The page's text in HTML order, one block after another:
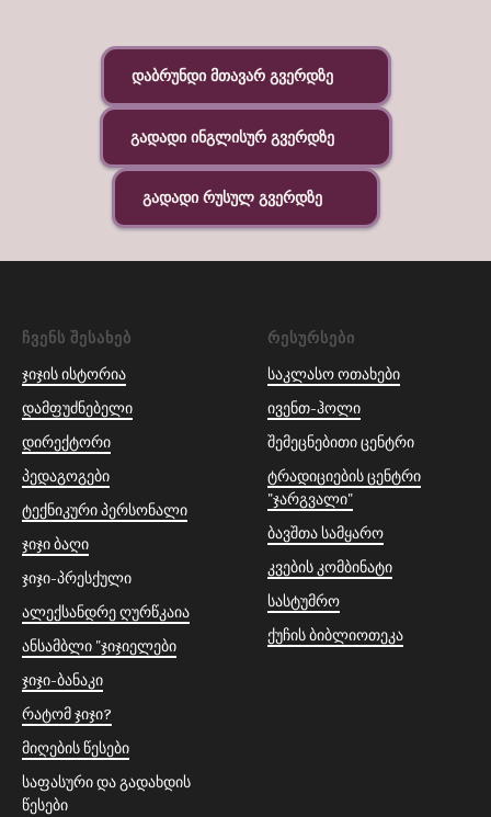
დაბრუნდი მთავარ გვერდზე
გადადი ინგლისურ გვერდზე
გადადი რუსულ გვერდზე
ᲩᲕᲔᲜᲡ ᲨᲔᲡᲐᲮᲔᲑ
ჯიჯის ისტორია
დამფუძნებელი
დირექტორი
პედაგოგები
ტექნიკური პერსონალი
ჯიჯი ბაღი
ჯიჯი-პრესქული
ალექსანდრე ღურწკაია
ანსამბლი "ჯიჯიელები
ჯიჯი-ბანაკი
რატომ ჯიჯი?
მიღების წესები
საფასური და გადახდის
წესები
ᲠᲔᲡᲣᲠᲡᲔᲑᲘ
საკლასო ოთახები
ივენთ-ჰოლი
შემეცნებითი ცენტრი
ტრადიციების ცენტრი
"ჯარგვალი"
ბავშთა სამყარო
კვების კომბინატი
სასტუმრო
ქუჩის ბიბლიოთეკა